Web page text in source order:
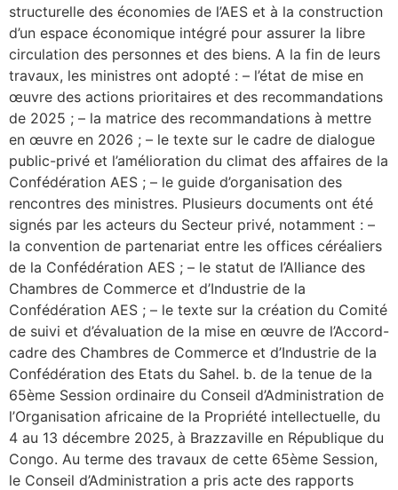
structurelle des économies de l’AES et à la construction
d’un espace économique intégré pour assurer la libre
circulation des personnes et des biens. A la fin de leurs
travaux, les ministres ont adopté : – l’état de mise en
œuvre des actions prioritaires et des recommandations
de 2025 ; – la matrice des recommandations à mettre
en œuvre en 2026 ; – le texte sur le cadre de dialogue
public-privé et l’amélioration du climat des affaires de la
Confédération AES ; – le guide d’organisation des
rencontres des ministres. Plusieurs documents ont été
signés par les acteurs du Secteur privé, notamment : –
la convention de partenariat entre les offices céréaliers
de la Confédération AES ; – le statut de l’Alliance des
Chambres de Commerce et d’Industrie de la
Confédération AES ; – le texte sur la création du Comité
de suivi et d’évaluation de la mise en œuvre de l’Accord-
cadre des Chambres de Commerce et d’Industrie de la
Confédération des Etats du Sahel. b. de la tenue de la
65ème Session ordinaire du Conseil d’Administration de
l’Organisation africaine de la Propriété intellectuelle, du
4 au 13 décembre 2025, à Brazzaville en République du
Congo. Au terme des travaux de cette 65ème Session,
le Conseil d’Administration a pris acte des rapports